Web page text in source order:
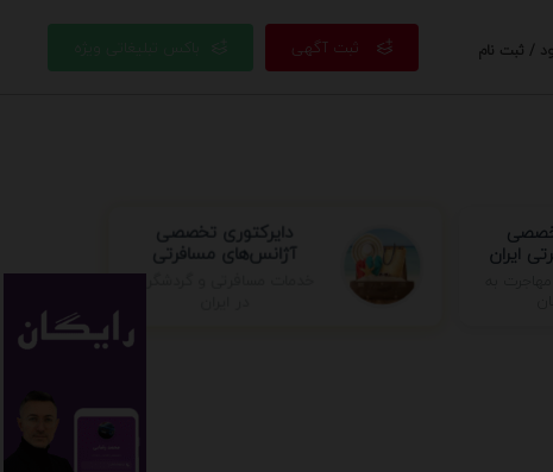
ثبت آگهی / ثبت نام
ایران
دایرکتوری تخصصی
آژانس‌های مسافرتی
خدمات مسافرتی و گردشگری